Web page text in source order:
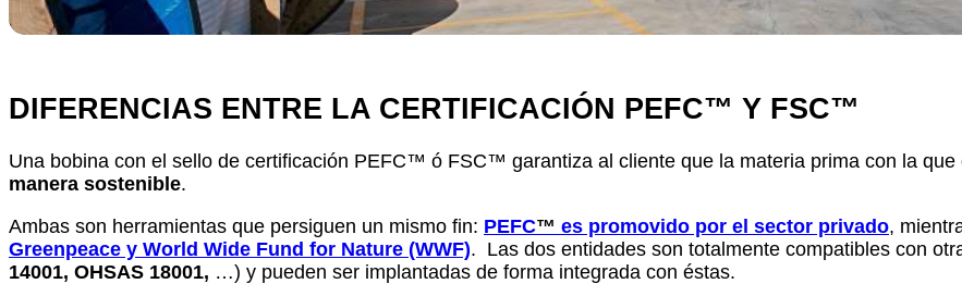
DIFERENCIAS ENTRE LA CERTIFICACIÓN PEFC™ Y FSC™
Una bobina con el sello de certificación PEFC™ ó FSC™ garantiza al cliente que la materia prima con la
manera sostenible.
Ambas son herramientas que persiguen un mismo fin: PEFC™ es promovido por el sector privado,
Greenpeace y World Wide Fund for Nature (WWF). Las dos entidades son totalmente compatibles con
14001, OHSAS 18001, …) y pueden ser implantadas de forma integrada con éstas.